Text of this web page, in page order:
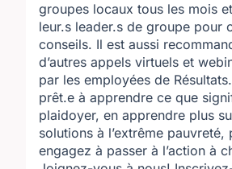
groupes locaux tous les mois
leur.s leader.s de groupe pour
conseils. Il est aussi
d’autres appels virtuels et
par les employées de
prêt.e à apprendre ce que
plaidoyer, en apprendre plus
solutions à l’extrême pauvreté,
engagez à passer à l’action à